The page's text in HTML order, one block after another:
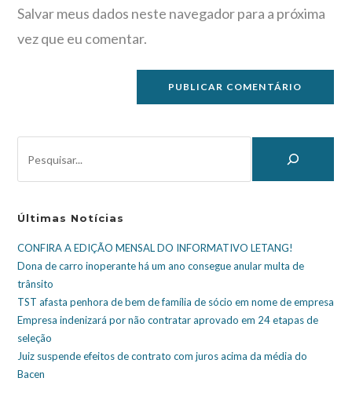
Salvar meus dados neste navegador para a próxima
vez que eu comentar.
Últimas Notícias
CONFIRA A EDIÇÃO MENSAL DO INFORMATIVO LETANG!
Dona de carro inoperante há um ano consegue anular multa de
trânsito
TST afasta penhora de bem de família de sócio em nome de empresa
Empresa indenizará por não contratar aprovado em 24 etapas de
seleção
Juiz suspende efeitos de contrato com juros acima da média do
Bacen